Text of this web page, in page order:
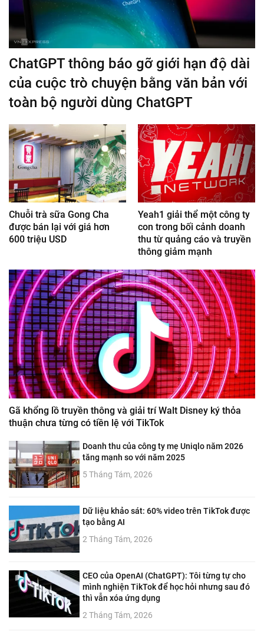
ChatGPT thông báo gỡ giới hạn độ dài
của cuộc trò chuyện bằng văn bản với
toàn bộ người dùng ChatGPT
Chuỗi trà sữa Gong Cha
được bán lại với giá hơn
600 triệu USD
Yeah1 giải thể một công ty
con trong bối cảnh doanh
thu từ quảng cáo và truyền
thông giảm mạnh
Gã khổng lồ truyền thông và giải trí Walt Disney ký thỏa
thuận chưa từng có tiền lệ với TikTok
Doanh thu của công ty mẹ Uniqlo năm 2026
tăng mạnh so với năm 2025
5 Tháng Tám, 2026
Dữ liệu khảo sát: 60% video trên TikTok được
tạo bằng AI
2 Tháng Tám, 2026
CEO của OpenAI (ChatGPT): Tôi từng tự cho
mình nghiện TikTok để học hỏi nhưng sau đó
thì vẫn xóa ứng dụng
2 Tháng Tám, 2026